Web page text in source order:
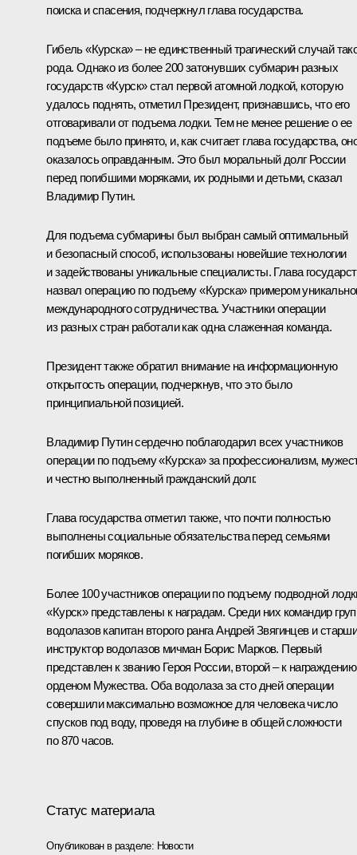
поиска и спасения, подчеркнул глава государства.
Гибель «Курска» – не единственный трагический случай
рода. Однако из более 200 затонувших субмарин разных
государств «Курск» стал первой атомной лодкой, которую
удалось поднять, отметил Президент, признавшись, что его
отговаривали от подъема лодки. Тем не менее решение о ее
подъеме было принято, и, как считает глава государства,
оказалось оправданным. Это был моральный долг России
перед погибшими моряками, их родными и детьми, сказал
Владимир Путин.
Для подъема субмарины был выбран самый оптимальный
и безопасный способ, использованы новейшие технологии
и задействованы уникальные специалисты. Глава
назвал операцию по подъему «Курска» примером
международного сотрудничества. Участники операции
из разных стран работали как одна слаженная команда.
Президент также обратил внимание на информационную
открытость операции, подчеркнув, что это было
принципиальной позицией.
Владимир Путин сердечно поблагодарил всех участников
операции по подъему «Курска» за профессионализм,
и честно выполненный гражданский долг.
Глава государства отметил также, что почти полностью
выполнены социальные обязательства перед семьями
погибших моряков.
Более 100 участников операции по подъему подводной
«Курск» представлены к наградам. Среди них командир
водолазов капитан второго ранга Андрей Звягинцев и
инструктор водолазов мичман Борис Марков. Первый
представлен к званию Героя России, второй – к награждению
орденом Мужества. Оба водолаза за сто дней операции
совершили максимально возможное для человека число
спусков под воду, проведя на глубине в общей сложности
по 870 часов.
Статус материала
Опубликован в разделе: Новости